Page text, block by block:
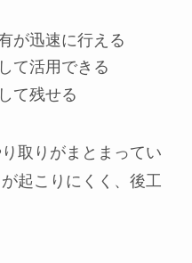
が迅速に行える
て活用できる
て残せる
取りがまとまってい
起こりにくく、後工